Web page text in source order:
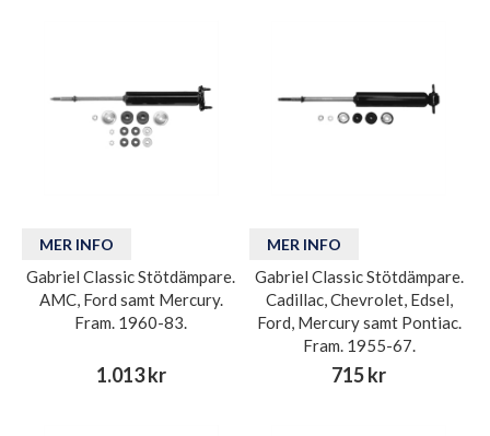
Uttag
MER INFO
Gabriel Classic Stötdämpare.
AMC, Ford samt Mercury.
Fram. 1960-83.
1.013 kr
MER INFO
Gabriel Classic Stötdämpare.
Cadillac, Chevrolet, Edsel,
Ford, Mercury samt Pontiac.
Fram. 1955-67.
715 kr